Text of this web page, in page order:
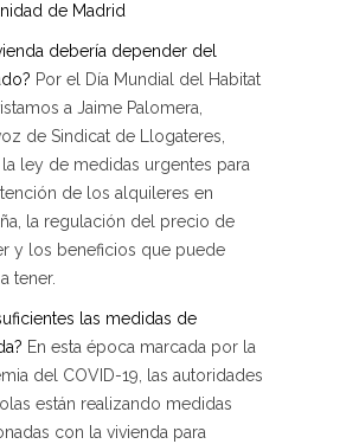
de Madrid
debería depender del
Por el Día Mundial del Habitat
a Jaime Palomera,
de Sindicat de Llogateres,
ley de medidas urgentes para
de los alquileres en
la regulación del precio de
y los beneficios que puede
tener.
las medidas de
En esta época marcada por la
del COVID-19, las autoridades
están realizando medidas
con la vivienda para